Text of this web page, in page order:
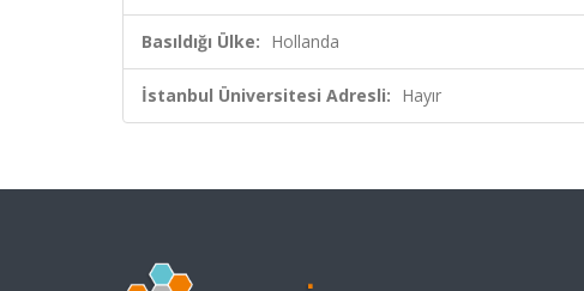
Basıldığı Ülke: Hollanda
İstanbul Üniversitesi Adresli: Hayır